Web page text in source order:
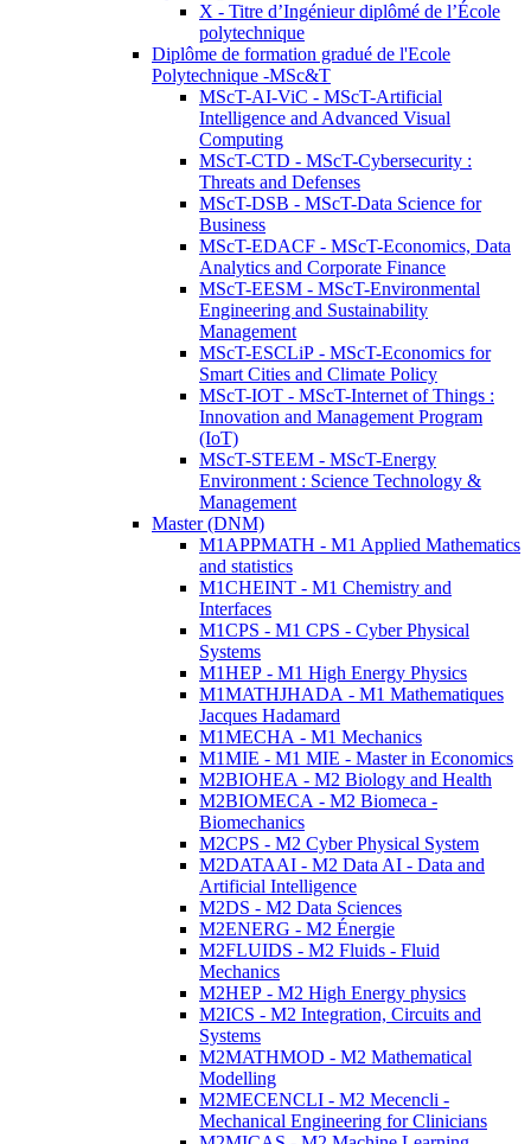
X - Titre d’Ingénieur diplômé de l’École
polytechnique
Diplôme de formation gradué de l'Ecole
Polytechnique -MSc&T
MScT-AI-ViC - MScT-Artificial
Intelligence and Advanced Visual
Computing
MScT-CTD - MScT-Cybersecurity :
Threats and Defenses
MScT-DSB - MScT-Data Science for
Business
MScT-EDACF - MScT-Economics, Data
Analytics and Corporate Finance
MScT-EESM - MScT-Environmental
Engineering and Sustainability
Management
MScT-ESCLiP - MScT-Economics for
Smart Cities and Climate Policy
MScT-IOT - MScT-Internet of Things :
Innovation and Management Program
(IoT)
MScT-STEEM - MScT-Energy
Environment : Science Technology &
Management
Master (DNM)
M1APPMATH - M1 Applied Mathematics
and statistics
M1CHEINT - M1 Chemistry and
Interfaces
M1CPS - M1 CPS - Cyber Physical
Systems
M1HEP - M1 High Energy Physics
M1MATHJHADA - M1 Mathematiques
Jacques Hadamard
M1MECHA - M1 Mechanics
M1MIE - M1 MIE - Master in Economics
M2BIOHEA - M2 Biology and Health
M2BIOMECA - M2 Biomeca -
Biomechanics
M2CPS - M2 Cyber Physical System
M2DATAAI - M2 Data AI - Data and
Artificial Intelligence
M2DS - M2 Data Sciences
M2ENERG - M2 Énergie
M2FLUIDS - M2 Fluids - Fluid
Mechanics
M2HEP - M2 High Energy physics
M2ICS - M2 Integration, Circuits and
Systems
M2MATHMOD - M2 Mathematical
Modelling
M2MECENCLI - M2 Mecencli -
Mechanical Engineering for Clinicians